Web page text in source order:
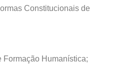
Constitucionais de
Formação Humanística;